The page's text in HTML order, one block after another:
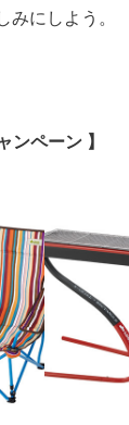
にしよう。
ンペーン 】